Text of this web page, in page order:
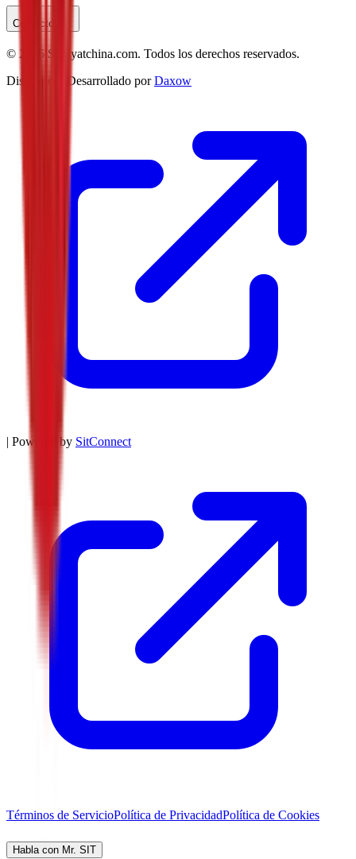
Contacto
© 2026 Studyatchina.com. Todos los derechos reservados.
Diseñado y Desarrollado por Daxow
| Powered by SitConnect
Términos de ServicioPolítica de PrivacidadPolítica de Cookies
Habla con Mr. SIT